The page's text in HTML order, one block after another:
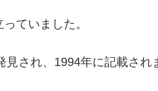
っていました。
され、1994年に記載され